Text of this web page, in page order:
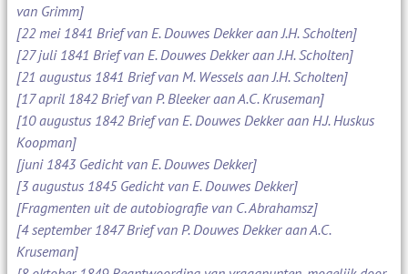
van Grimm]
[22 mei 1841 Brief van E. Douwes Dekker aan J.H. Scholten]
[27 juli 1841 Brief van E. Douwes Dekker aan J.H. Scholten]
[21 augustus 1841 Brief van M. Wessels aan J.H. Scholten]
[17 april 1842 Brief van P. Bleeker aan A.C. Kruseman]
[10 augustus 1842 Brief van E. Douwes Dekker aan H.J. Huskus
Koopman]
[juni 1843 Gedicht van E. Douwes Dekker]
[3 augustus 1845 Gedicht van E. Douwes Dekker]
[Fragmenten uit de autobiografie van C. Abrahamsz]
[4 september 1847 Brief van P. Douwes Dekker aan A.C.
Kruseman]